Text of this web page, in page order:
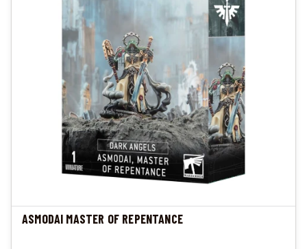
ASMODAI MASTER OF REPENTANCE